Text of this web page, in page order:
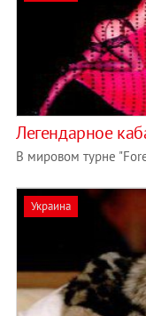
Легендарное
В мировом турне
Украина